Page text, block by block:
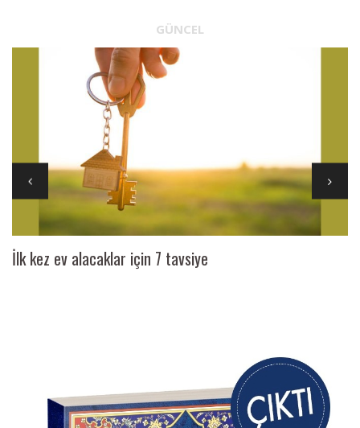
GÜNCEL
İlk kez ev alacaklar için 7 tavsiye